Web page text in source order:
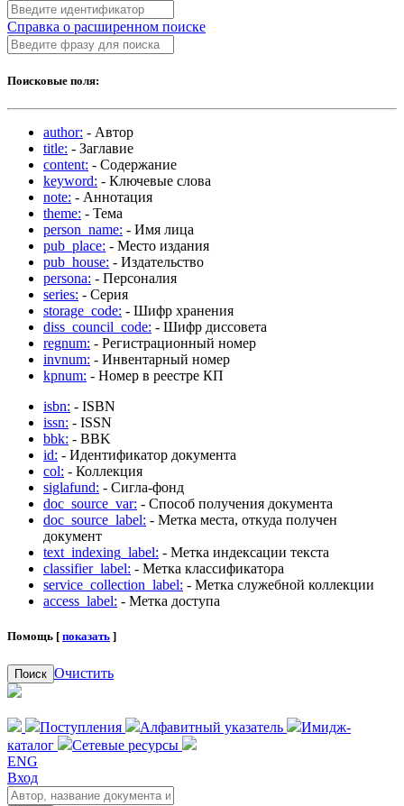
Справка о расширенном поиске
Поисковые поля:
author: - Автор
title: - Заглавие
content: - Содержание
keyword: - Ключевые слова
note: - Аннотация
theme: - Тема
person_name: - Имя лица
pub_place: - Место издания
pub_house: - Издательство
persona: - Персоналия
series: - Серия
storage_code: - Шифр хранения
diss_council_code: - Шифр диссовета
regnum: - Регистрационный номер
invnum: - Инвентарный номер
kpnum: - Номер в реестре КП
isbn: - ISBN
issn: - ISSN
bbk: - BBK
id: - Идентификатор документа
col: - Коллекция
siglafund: - Сигла-фонд
doc_source_var: - Способ получения документа
doc_source_label: - Метка места, откуда получен
документ
text_indexing_label: - Метка индексации текста
classifier_label: - Метка классификатора
service_collection_label: - Метка служебной коллекции
access_label: - Метка доступа
Помощь [ показать ]
Поиск Очистить
Поступления Алфавитный указатель
Имидж-
каталог
Сетевые ресурсы
ENG
Вход